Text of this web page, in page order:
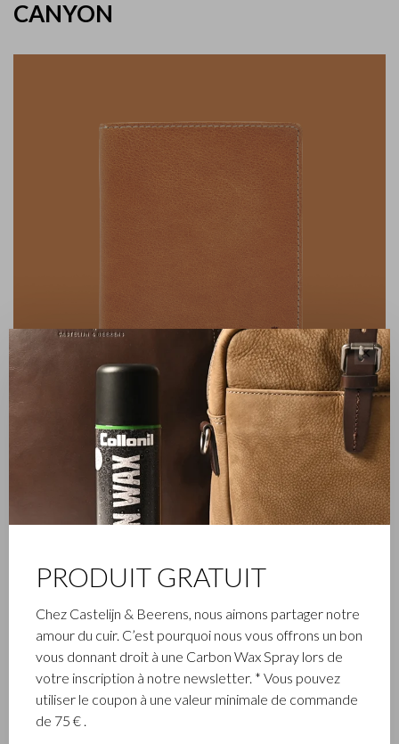
CANYON
ENTREPRISE FAMILIALE
L’entreprise Castelijn & Beerens, établie à Waalwijk, est une
l’époque par le maître piqueur, Walter Castelijn, et le coupeur
ensemble des produits de maroquinerie. Depuis, la 3e
génération – Babette et Martijn Beerens – ont repris les
reines et Castelijn & Beerens jouit d’une réputation
internationale. La tradition familiale qui allie la qualité et le
savoir-faire reste toujours primordiale. Ce que l’on retrouve
d’ailleurs dans la collection du label contemporain RENEE qui
✕
PRODUIT GRATUIT
Chez Castelijn & Beerens, nous aimons partager notre
amour du cuir. C’est pourquoi nous vous offrons un bon
vous donnant droit à une Carbon Wax Spray lors de
votre inscription à notre newsletter. * Vous pouvez
utiliser le coupon à une valeur minimale de commande
de 75 € .